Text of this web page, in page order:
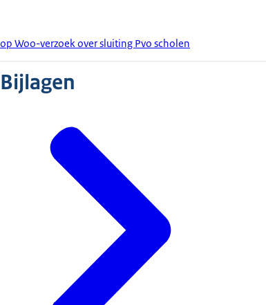
op Woo-verzoek over sluiting Pvo scholen
Bijlagen